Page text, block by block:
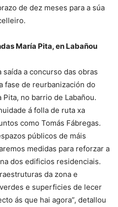
de dez meses para a súa
María Pita, en Labañou
a concurso das obras
fase de reurbanización do
no barrio de Labañou.
á folla de ruta xa
como Tomás Fábregas.
públicos de máis
medidas para reforzar a
dos edificios residenciais.
da zona e
e superficies de lecer
ás que hai agora”, detallou